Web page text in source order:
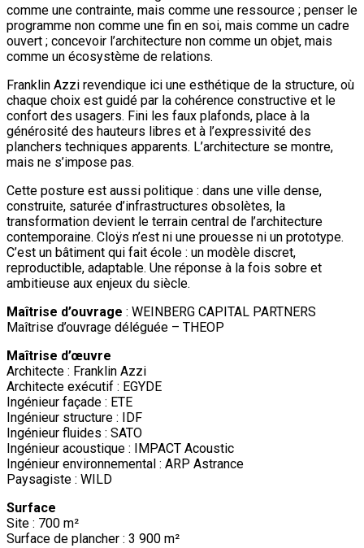
comme une contrainte, mais comme une ressource ; penser le
programme non comme une fin en soi, mais comme un cadre
ouvert ; concevoir l’architecture non comme un objet, mais
comme un écosystème de relations.
Franklin Azzi revendique ici une esthétique de la structure, où
chaque choix est guidé par la cohérence constructive et le
confort des usagers. Fini les faux plafonds, place à la
générosité des hauteurs libres et à l’expressivité des
planchers techniques apparents. L’architecture se montre,
mais ne s’impose pas.
Cette posture est aussi politique : dans une ville dense,
construite, saturée d’infrastructures obsolètes, la
transformation devient le terrain central de l’architecture
contemporaine. Cloÿs n’est ni une prouesse ni un prototype.
C’est un bâtiment qui fait école : un modèle discret,
reproductible, adaptable. Une réponse à la fois sobre et
ambitieuse aux enjeux du siècle.
Maîtrise d’ouvrage : WEINBERG CAPITAL PARTNERS
Maîtrise d’ouvrage déléguée – THEOP
Maîtrise d’œuvre
Architecte : Franklin Azzi
Architecte exécutif : EGYDE
Ingénieur façade : ETE
Ingénieur structure : IDF
Ingénieur fluides : SATO
Ingénieur acoustique : IMPACT Acoustic
Ingénieur environnemental : ARP Astrance
Paysagiste : WILD
Surface
Site : 700 m²
Surface de plancher : 3 900 m²